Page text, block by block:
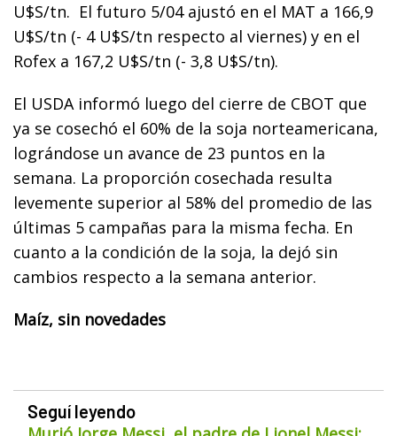
U$S/tn. El futuro 5/04 ajustó en el MAT a 166,9
U$S/tn (- 4 U$S/tn respecto al viernes) y en el
Rofex a 167,2 U$S/tn (- 3,8 U$S/tn).
El USDA informó luego del cierre de CBOT que
ya se cosechó el 60% de la soja norteamericana,
lográndose un avance de 23 puntos en la
semana. La proporción cosechada resulta
levemente superior al 58% del promedio de las
últimas 5 campañas para la misma fecha. En
cuanto a la condición de la soja, la dejó sin
cambios respecto a la semana anterior.
Maíz, sin novedades
Seguí leyendo